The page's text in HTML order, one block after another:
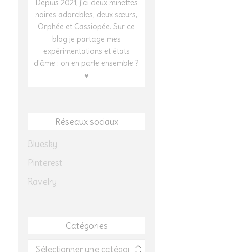
Depuis 2021, j'ai deux minettes
noires adorables, deux sœurs,
Orphée et Cassiopée. Sur ce
blog je partage mes
expérimentations et états
d'âme : on en parle ensemble ?
♥
Réseaux sociaux
Bluesky
Pinterest
Ravelry
Catégories
Catégories